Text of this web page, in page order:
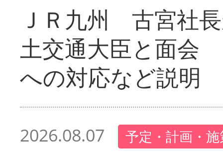
ＪＲ九州 古宮社
土交通大臣と面会
への対応など説明
2026.08.07 予定・計画・